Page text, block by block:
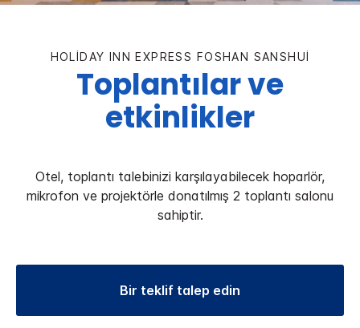
HOLIDAY INN EXPRESS FOSHAN SANSHUI
Toplantılar ve
etkinlikler
Otel, toplantı talebinizi karşılayabilecek hoparlör,
mikrofon ve projektörle donatılmış 2 toplantı salonu
sahiptir.
Bir teklif talep edin